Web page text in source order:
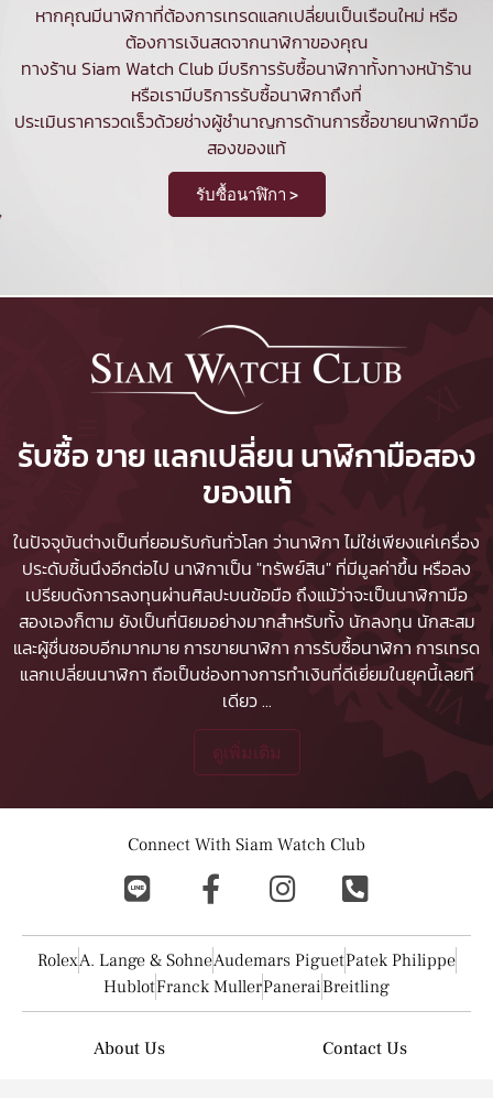
หากคุณมีนาฬิกาที่ต้องการเทรดแลกเปลี่ยนเป็นเรือนใหม่ หรือ
ต้องการเงินสดจากนาฬิกาของคุณ
ทางร้าน Siam Watch Club มีบริการรับซื้อนาฬิกาทั้งทางหน้าร้าน
หรือเรามีบริการรับซื้อนาฬิกาถึงที่
ประเมินราคารวดเร็วด้วยช่างผู้ชำนาญการด้านการซื้อขายนาฬิกามือ
สองของแท้
รับซื้อนาฬิกา >
รับซื้อ ขาย แลกเปลี่ยน นาฬิกามือสอง
ของแท้
ในปัจจุบันต่างเป็นที่ยอมรับกันทั่วโลก ว่านาฬิกา ไม่ใช่เพียงแค่เครื่อง
ประดับชิ้นนึงอีกต่อไป นาฬิกาเป็น "ทรัพย์สิน" ที่มีมูลค่าขึ้น หรือลง
เปรียบดังการลงทุนผ่านศิลปะบนข้อมือ ถึงแม้ว่าจะเป็นนาฬิกามือ
สองเองก็ตาม ยังเป็นที่นิยมอย่างมากสำหรับทั้ง นักลงทุน นักสะสม
และผู้ชื่นชอบอีกมากมายการขายนาฬิกา การรับซื้อนาฬิกา การเทรด
แลกเปลี่ยนนาฬิกา ถือเป็นช่องทางการทำเงินที่ดีเยี่ยมในยุคนี้เลยที
เดียว...
ดูเพิ่มเติม
Connect With Siam Watch Club
RolexA. Lange & SohneAudemars PiguetPatek Philippe
HublotFranck MullerPaneraiBreitling
About Us Contact Us